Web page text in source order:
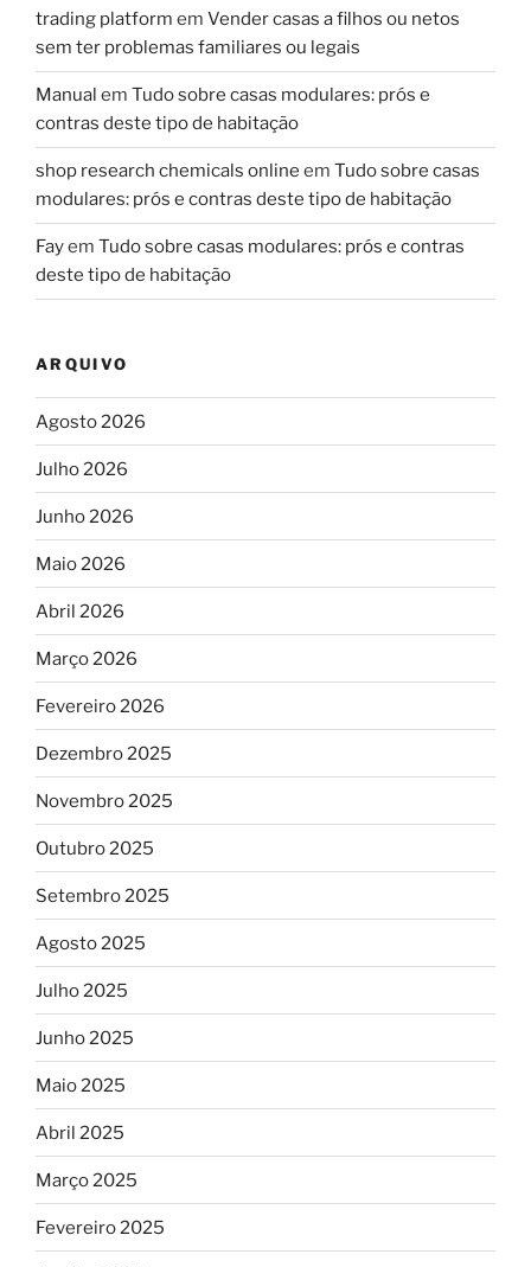
trading platform em Vender casas a filhos ou netos
sem ter problemas familiares ou legais
Manual em Tudo sobre casas modulares: prós e
contras deste tipo de habitação
shop research chemicals online em Tudo sobre casas
modulares: prós e contras deste tipo de habitação
Fayem Tudo sobre casas modulares: prós e contras
deste tipo de habitação
ARQUIVO
Agosto 2026
Julho 2026
Junho 2026
Maio 2026
Abril 2026
Março 2026
Fevereiro 2026
Dezembro 2025
Novembro 2025
Outubro 2025
Setembro 2025
Agosto 2025
Julho 2025
Junho 2025
Maio 2025
Abril 2025
Março 2025
Fevereiro 2025